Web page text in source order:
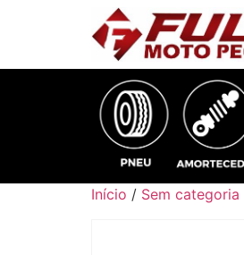
Início / Sem categoria